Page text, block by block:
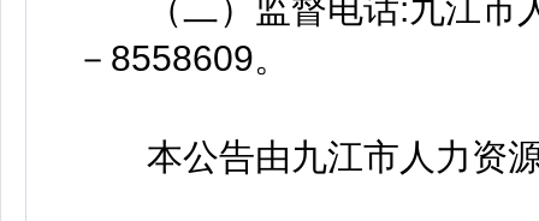
（二）监督电话:九江市
－8558609。
本公告由九江市人力资源